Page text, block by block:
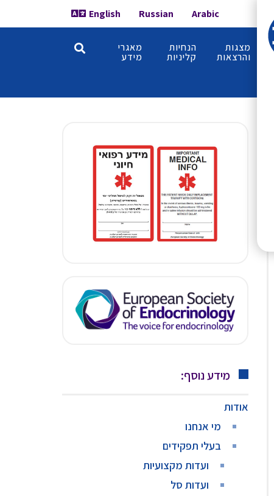
Arabic
Russian
English
מצגות
והרצאות
הנחיות
קליניות
מאגרי
מידע
מידע נוסף:
אודות
מי אנחנו
בעלי תפקידים
ועדות מקצועיות
ועדות סל